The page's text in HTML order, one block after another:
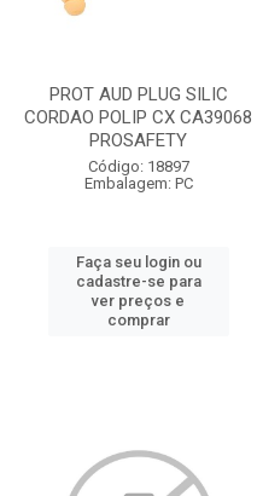
PROT AUD PLUG SILIC
CORDAO POLIP CX CA39068
PROSAFETY
Código: 18897
Embalagem: PC
Faça seu login ou
cadastre-se para
ver preços e
comprar